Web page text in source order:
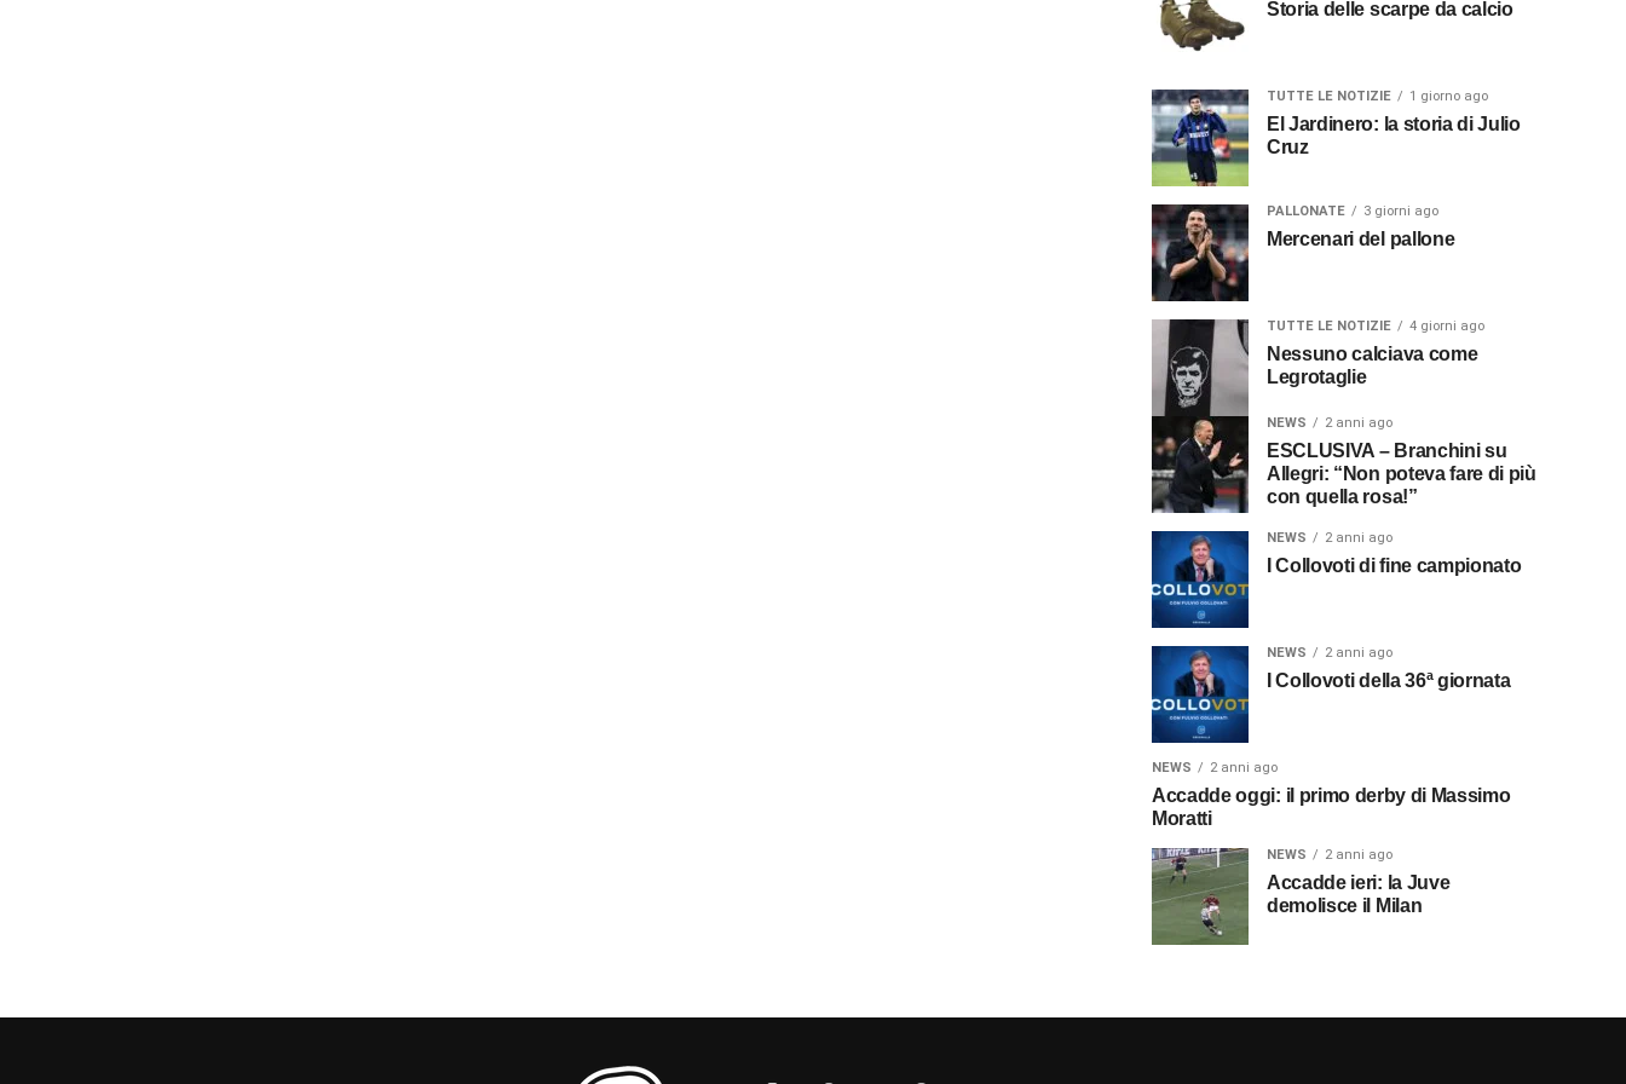
Storia delle scarpe da calcio
TUTTE LE NOTIZIE 1 giorno ago
El Jardinero: la storia di Julio
Cruz
PALLONATE 3 giorni ago
Mercenari del pallone
TUTTE LE NOTIZIE 4 giorni ago
Nessuno calciava come
Legrotaglie
NEWS 2 anni ago
ESCLUSIVA – Branchini su
Allegri: “Non poteva fare di più
con quella rosa!”
NEWS 2 anni ago
I Collovoti di fine campionato
NEWS 2 anni ago
I Collovoti della 36ª giornata
NEWS 2 anni ago
Accadde oggi: il primo derby di Massimo
Moratti
NEWS 2 anni ago
Accadde ieri: la Juve
demolisce il Milan